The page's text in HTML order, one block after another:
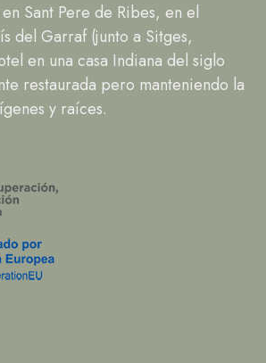
Sant Pere de Ribes, en el
del Garraf (junto a Sitges,
en una casa Indiana del siglo
restaurada pero manteniendo la
y raíces.